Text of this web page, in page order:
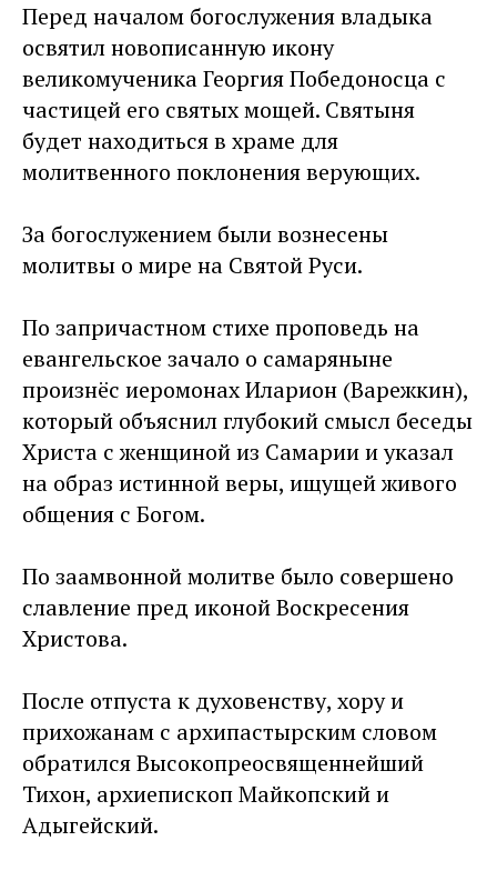
Перед началом богослужения владыка
освятил новописанную икону
великомученика Георгия Победоносца с
частицей его святых мощей. Святыня
будет находиться в храме для
молитвенного поклонения верующих.
За богослужением были вознесены
молитвы о мире на Святой Руси.
По запричастном стихе проповедь на
евангельское зачало о самаряныне
произнёс иеромонах Иларион (Варежкин),
который объяснил глубокий смысл беседы
Христа с женщиной из Самарии и указал
на образ истинной веры, ищущей живого
общения с Богом.
По заамвонной молитве было совершено
славление пред иконой Воскресения
Христова.
После отпуста к духовенству, хору и
прихожанам с архипастырским словом
обратился Высокопреосвященнейший
Тихон, архиепископ Майкопский и
Адыгейский.